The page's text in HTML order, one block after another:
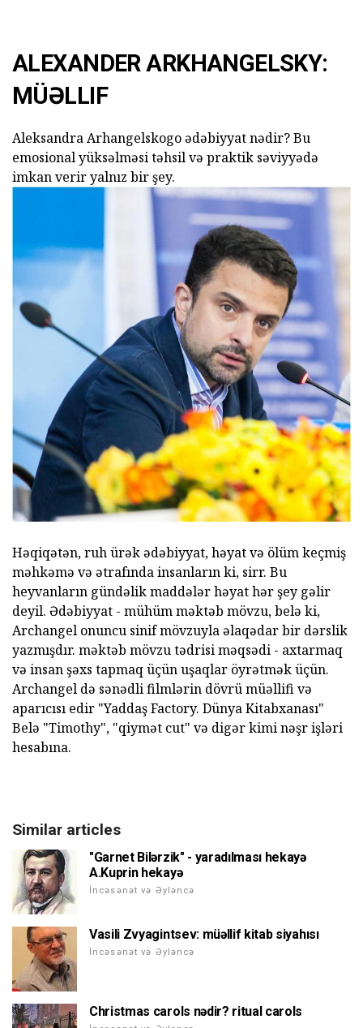
ALEXANDER ARKHANGELSKY:
MÜƏLLIF
Aleksandra Arhangelskogo ədəbiyyat nədir? Bu
emosional yüksəlməsi təhsil və praktik səviyyədə
imkan verir yalnız bir şey.
Həqiqətən, ruh ürək ədəbiyyat, həyat və ölüm keçmiş
məhkəmə və ətrafında insanların ki, sirr. Bu
heyvanların gündəlik maddələr həyat hər şey gəlir
deyil. Ədəbiyyat - mühüm məktəb mövzu, belə ki,
Archangel onuncu sinif mövzuyla əlaqədar bir dərslik
yazmışdır. məktəb mövzu tədrisi məqsədi - axtarmaq
və insan şəxs tapmaq üçün uşaqlar öyrətmək üçün.
Archangel də sənədli filmlərin dövrü müəllifi və
aparıcısı edir "Yaddaş Factory. Dünya Kitabxanası"
Belə "Timothy", "qiymət cut" və digər kimi nəşr işləri
hesabına.
Similar articles
"Garnet Bilərzik" - yaradılması hekayə
A.Kuprin hekayə
İncəsənət və Əyləncə
Vasili Zvyagintsev: müəllif kitab siyahısı
İncəsənət və Əyləncə
Christmas carols nədir? ritual carols